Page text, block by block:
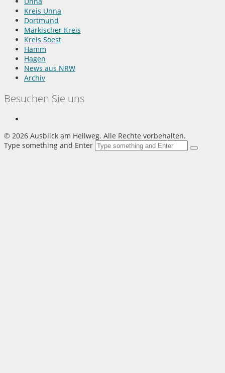
Kreis Unna
Dortmund
Märkischer Kreis
Kreis Soest
Hamm
Hagen
News aus NRW
Archiv
Besuchen Sie uns
© 2026 Ausblick am Hellweg. Alle Rechte vorbehalten.
Type something and Enter